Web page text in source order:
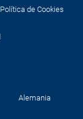
Política de Cookies
Alemania